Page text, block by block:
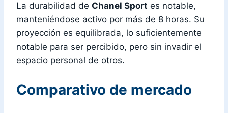
La durabilidad de Chanel Sport es notable,
manteniéndose activo por más de 8 horas. Su
proyección es equilibrada, lo suficientemente
notable para ser percibido, pero sin invadir el
espacio personal de otros.
Comparativo de mercado